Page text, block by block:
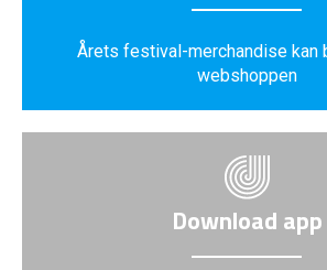
Årets festival-merchandise kan
webshoppen
Download app